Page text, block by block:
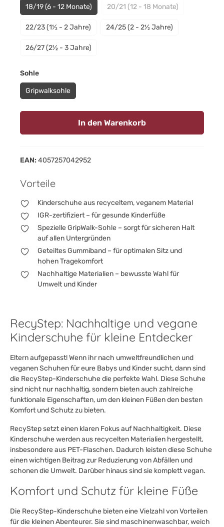
18/19 (6 - 12 Monate) 20/21 (12 - 18 Monate)(Diese Option ist zurzeit
22/23 (1½ - 2 Jahre) 24/25 (2 - 2½ Jahre)
26/27 (2½ - 3 Jahre)
Sohleauswählen
Gripwalksohle
In den Warenkorb
EAN: 4057257042952
Vorteile
Kinderschuhe aus recyceltem, veganem Material
IGR-zertifiziert – für gesunde Kinderfüße
Spezielle GripWalk-Sohle – sorgt für sicheren Halt
auf allen Untergründen
Geteiltes Gummiband – für optimalen Sitz und
hohen Tragekomfort
Nachhaltige Materialien – bewusste Wahl für
Umwelt und Kinder
RecyStep: Nachhaltige und vegane
Kinderschuhe für kleine Entdecker
Eltern aufgepasst! Wenn ihr nach umweltfreundlichen und
veganen Schuhen für eure Babys und Kinder sucht, dann sind
die RecyStep-Kinderschuhe die perfekte Wahl. Diese Schuhe
sind nicht nur nachhaltig, sondern bieten auch zahlreiche
funktionale Eigenschaften, um den kleinen Füßen den besten
Komfort und Schutz zu bieten.
RecyStep setzt einen klaren Fokus auf Nachhaltigkeit. Diese
Kinderschuhe werden aus recycelten Materialien hergestellt,
insbesondere aus PET-Flaschen. Dadurch leisten diese Schuhe
einen wichtigen Beitrag zur Reduzierung von Abfällen und
schonen die Umwelt. Darüber hinaus sind sie komplett vegan.
Komfort und Schutz für kleine Füße
Die RecyStep-Kinderschuhe bieten eine Vielzahl von Vorteilen
für die kleinen Abenteurer. Sie sind maschinenwaschbar, weich